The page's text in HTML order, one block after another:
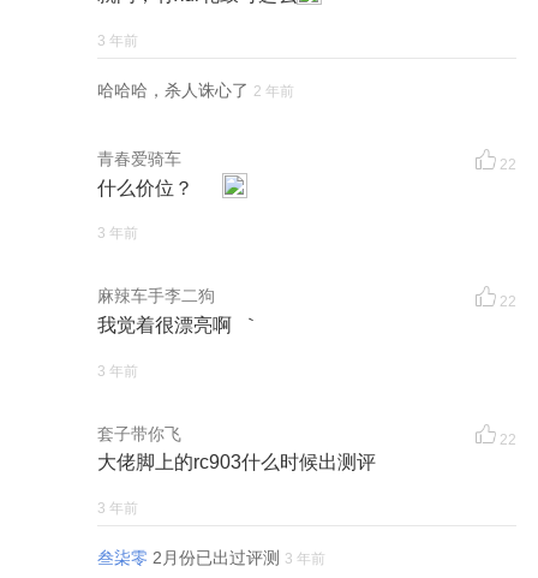
3 年前
哈哈哈，杀人诛心了 2 年前
青春爱骑车 22
什么价位？
3 年前
麻辣车手李二狗 22
我觉着很漂亮啊 ｀
3 年前
套子带你飞 22
大佬脚上的rc903什么时候出测评
3 年前
叁柒零 2月份已出过评测 3 年前